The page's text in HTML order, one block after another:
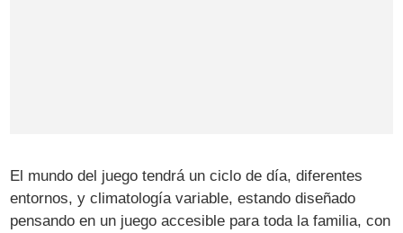
El mundo del juego tendrá un ciclo de día, diferentes
entornos, y climatología variable, estando diseñado
pensando en un juego accesible para toda la familia, con